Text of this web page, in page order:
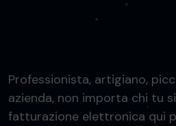
Professionista, artigiano,
azienda, non importa chi tu
fatturazione elettronica qui